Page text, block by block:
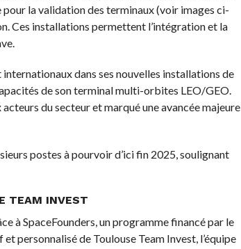
la validation des terminaux (voir images ci-
Ces installations permettent l’intégration et la
dans ses nouvelles installations de
de son terminal multi-orbites LEO/GEO.
du secteur et marqué une avancée majeure
postes à pourvoir d’ici fin 2025, soulignant
TEAM INVEST
à SpaceFounders, un programme financé par le
personnalisé de Toulouse Team Invest, l’équipe